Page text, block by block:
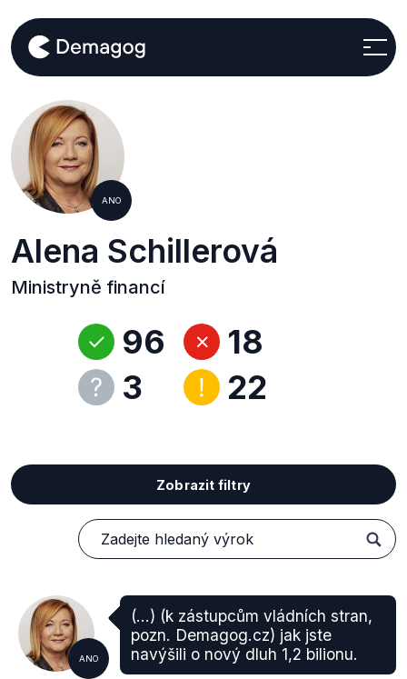
ANO
Alena Schillerová
Ministryně financí
96
3
18
22
Zobrazit filtry
ANO
(…) (k zástupcům vládních stran,
pozn. Demagog.cz) jak jste
navýšili o nový dluh 1,2 bilionu.